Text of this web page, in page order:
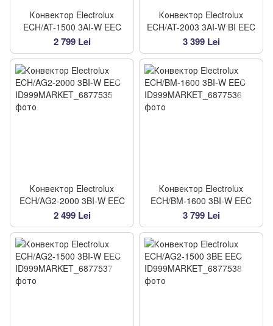
Конвектор Electrolux
ECH/AT-1500 3AI-W EEC
2 799 Lei
Конвектор Electrolux
ECH/AT-2003 3AI-W BI EEC
3 399 Lei
Конвектор Electrolux
ECH/AG2-2000 3BI-W EEC
2 499 Lei
Конвектор Electrolux
ECH/BM-1600 3BI-W EEC
3 799 Lei